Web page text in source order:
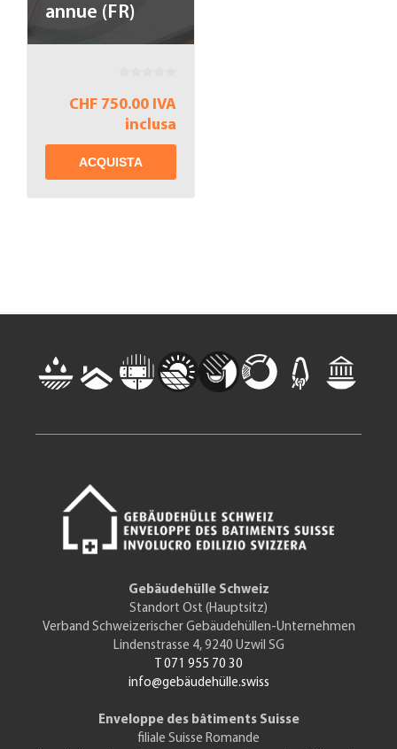
annue (FR)
CHF 750.00 IVA
inclusa
ACQUISTA
Gebäudehülle Schweiz
Standort Ost (Hauptsitz)
Verband Schweizerischer Gebäudehüllen-Unternehmen
Lindenstrasse 4, 9240 Uzwil SG
T 071 955 70 30
info@gebäudehülle.swiss
Enveloppe des bâtiments Suisse
filiale Suisse Romande